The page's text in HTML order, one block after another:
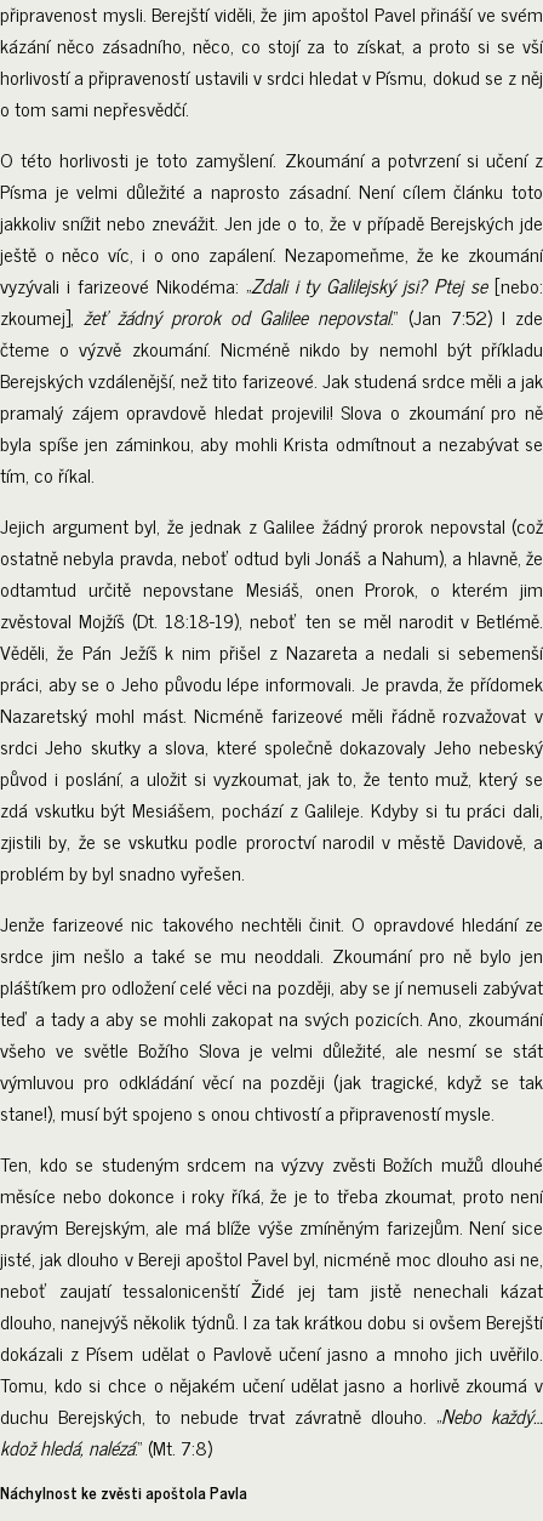
připravenost mysli. Berejští viděli, že jim apoštol Pavel přináší ve svém
kázání něco zásadního, něco, co stojí za to získat, a proto si se vší
horlivostí a připraveností ustavili v srdci hledat v Písmu, dokud se z něj
o tom sami nepřesvědčí.
O této horlivosti je toto zamyšlení. Zkoumání a potvrzení si učení z
Písma je velmi důležité a naprosto zásadní. Není cílem článku toto
jakkoliv snížit nebo znevážit. Jen jde o to, že v případě Berejských jde
ještě o něco víc, i o ono zapálení. Nezapomeňme, že ke zkoumání
vyzývali i farizeové Nikodéma: „Zdali i ty Galilejský jsi? Ptej se[nebo:
zkoumej], žeť žádný prorok od Galilee nepovstal.“ (Jan 7:52) I zde
čteme o výzvě zkoumání. Nicméně nikdo by nemohl být příkladu
Berejských vzdálenější, než tito farizeové. Jak studená srdce měli a jak
pramalý zájem opravdově hledat projevili! Slova o zkoumání pro ně
byla spíše jen záminkou, aby mohli Krista odmítnout a nezabývat se
tím, co říkal.
Jejich argument byl, že jednak z Galilee žádný prorok nepovstal (což
ostatně nebyla pravda, neboť odtud byli Jonáš a Nahum), a hlavně, že
odtamtud určitě nepovstane Mesiáš, onen Prorok, o kterém jim
zvěstoval Mojžíš (Dt. 18:18-19), neboť ten se měl narodit v Betlémě.
Věděli, že Pán Ježíš k nim přišel z Nazareta a nedali si sebemenší
práci, aby se o Jeho původu lépe informovali. Je pravda, že přídomek
Nazaretský mohl mást. Nicméně farizeové měli řádně rozvažovat v
srdci Jeho skutky a slova, které společně dokazovaly Jeho nebeský
původ i poslání, a uložit si vyzkoumat, jak to, že tento muž, který se
zdá vskutku být Mesiášem, pochází z Galileje. Kdyby si tu práci dali,
zjistili by, že se vskutku podle proroctví narodil v městě Davidově, a
problém by byl snadno vyřešen.
Jenže farizeové nic takového nechtěli činit. O opravdové hledání ze
srdce jim nešlo a také se mu neoddali. Zkoumání pro ně bylo jen
pláštíkem pro odložení celé věci na později, aby se jí nemuseli zabývat
teď a tady a aby se mohli zakopat na svých pozicích. Ano, zkoumání
všeho ve světle Božího Slova je velmi důležité, ale nesmí se stát
výmluvou pro odkládání věcí na později (jak tragické, když se tak
stane!), musí být spojeno s onou chtivostí a připraveností mysle.
Ten, kdo se studeným srdcem na výzvy zvěsti Božích mužů dlouhé
měsíce nebo dokonce i roky říká, že je to třeba zkoumat, proto není
pravým Berejským, ale má blíže výše zmíněným farizejům. Není sice
jisté, jak dlouho v Bereji apoštol Pavel byl, nicméně moc dlouho asi ne,
neboť zaujatí tessalonicenští Židé jej tam jistě nenechali kázat
dlouho, nanejvýš několik týdnů. I za tak krátkou dobu si ovšem Berejští
dokázali z Písem udělat o Pavlově učení jasno a mnoho jich uvěřilo.
Tomu, kdo si chce o nějakém učení udělat jasno a horlivě zkoumá v
duchu Berejských, to nebude trvat závratně dlouho. „Nebo každý…
kdož hledá, nalézá.“ (Mt. 7:8)
Náchylnost ke zvěsti apoštola Pavla